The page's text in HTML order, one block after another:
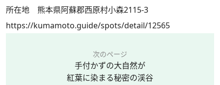
所在地 熊本県阿蘇郡西原村小森2115-3
https://kumamoto.guide/spots/detail/12565
次のページ
手付かずの大自然が
紅葉に染まる秘密の渓谷